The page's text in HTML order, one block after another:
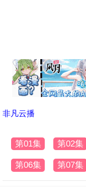
非凡云播
第01集 第02集
第06集 第07集